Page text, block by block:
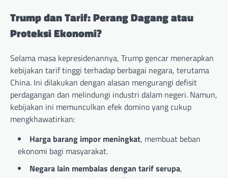
Trump dan Tarif: Perang Dagang atau
Proteksi Ekonomi?
Selama masa kepresidenannya, Trump gencar menerapkan
kebijakan tarif tinggi terhadap berbagai negara, terutama
China. Ini dilakukan dengan alasan mengurangi defisit
perdagangan dan melindungi industri dalam negeri. Namun,
kebijakan ini memunculkan efek domino yang cukup
mengkhawatirkan:
Harga barang impor meningkat, membuat beban
ekonomi bagi masyarakat.
Negara lain membalas dengan tarif serupa,